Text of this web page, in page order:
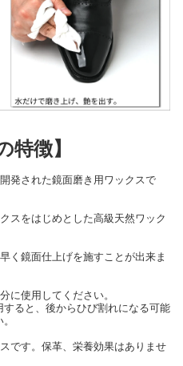
特徴】
発された鏡面磨き用ワックスで
スをはじめとした高級天然ワック
く鏡面仕上げを施すことが出来ま
に使用してください。
ると、後からひび割れになる可能
です。保革、栄養効果はありませ